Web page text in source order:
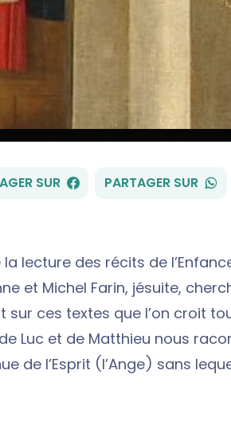
SUR FACEBOOK
PARTAGER SUR
lecture des récits de
et Michel Farin, jésuite,
sur ces textes que l’on croit
de Luc et de Matthieu nous
de l’Esprit (l’Ange) sans